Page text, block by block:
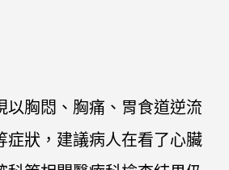
以胸悶、胸痛、胃食道逆流
症狀，建議病人在看了心臟